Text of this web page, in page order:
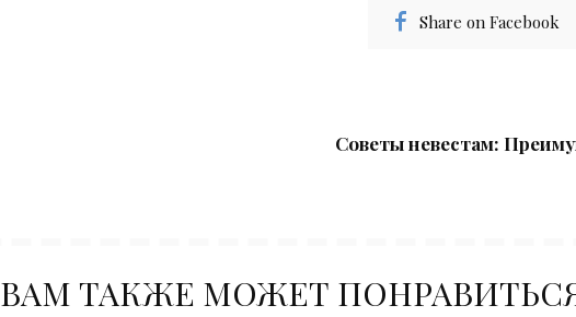
Share on Facebook
Советы невестам:
ВАМ ТАКЖЕ МОЖЕТ